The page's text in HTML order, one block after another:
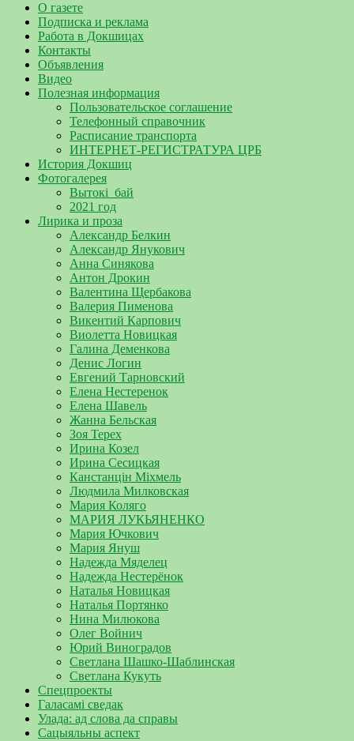
О газете
Подписка и реклама
Работа в Докшицах
Контакты
Объявления
Видео
Полезная информация
Пользовательское соглашение
Телефонный справочник
Расписание транспорта
ИНТЕРНЕТ-РЕГИСТРАТУРА ЦРБ
История Докшиц
Фотогалерея
Вытокі_бай
2021 год
Лирика и проза
Александр Белкин
Александр Янукович
Анна Синякова
Антон Дрокин
Валентина Щербакова
Валерия Пименова
Викентий Карпович
Виолетта Новицкая
Галина Деменкова
Денис Логин
Евгений Тарновский
Елена Нестеренок
Елена Шавель
Жанна Бельская
Зоя Терех
Ирина Козел
Ирина Сесицкая
Канстанцін Міхмель
Людмила Милковская
Мария Коляго
МАРИЯ ЛУКЬЯНЕНКО
Мария Ючкович
Мария Януш
Надежда Мяделец
Надежда Нестерёнок
Наталья Новицкая
Наталья Портянко
Нина Милюкова
Олег Войнич
Юрий Виноградов
Светлана Шашко-Шаблинская
Светлана Кукуть
Спецпроекты
Галасамі сведак
Улада: ад слова да справы
Сацыяльны аспект